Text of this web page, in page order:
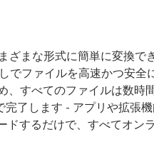
まな形式に簡単に変換
でファイルを高速かつ安
、すべてのファイルは数
了します - アプリや拡
ドするだけで、すべてオン